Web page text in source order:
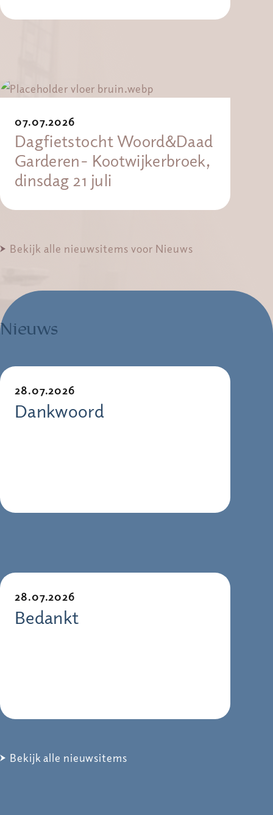
07.07.2026
Dagfietstocht Woord&Daad
Garderen- Kootwijkerbroek,
dinsdag 21 juli
Bekijk alle nieuwsitems voor Nieuws
Nieuws
28.07.2026
Dankwoord
28.07.2026
Bedankt
Bekijk alle nieuwsitems